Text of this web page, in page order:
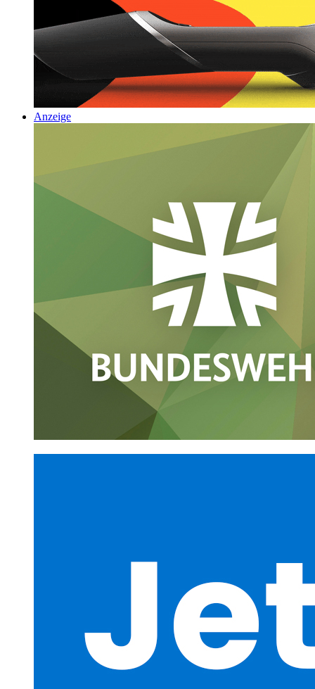
Anzeige